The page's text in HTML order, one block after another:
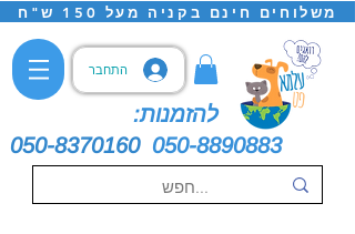
משלוחים חינם בקניה מעל 150 ש"ח
התחבר
להזמנות:
050-8370160 050-8890883